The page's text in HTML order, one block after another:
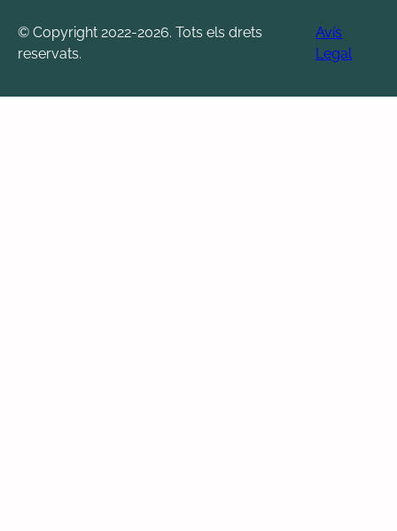
© Copyright 2022-2026. Tots els drets
reservats.
Avís
Legal